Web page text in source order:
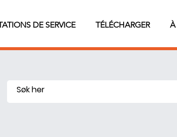
DE SERVICE TÉLÉCHARGER À